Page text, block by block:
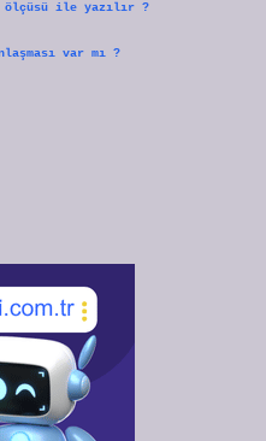
ölçüsü ile yazılır ?
var mı ?